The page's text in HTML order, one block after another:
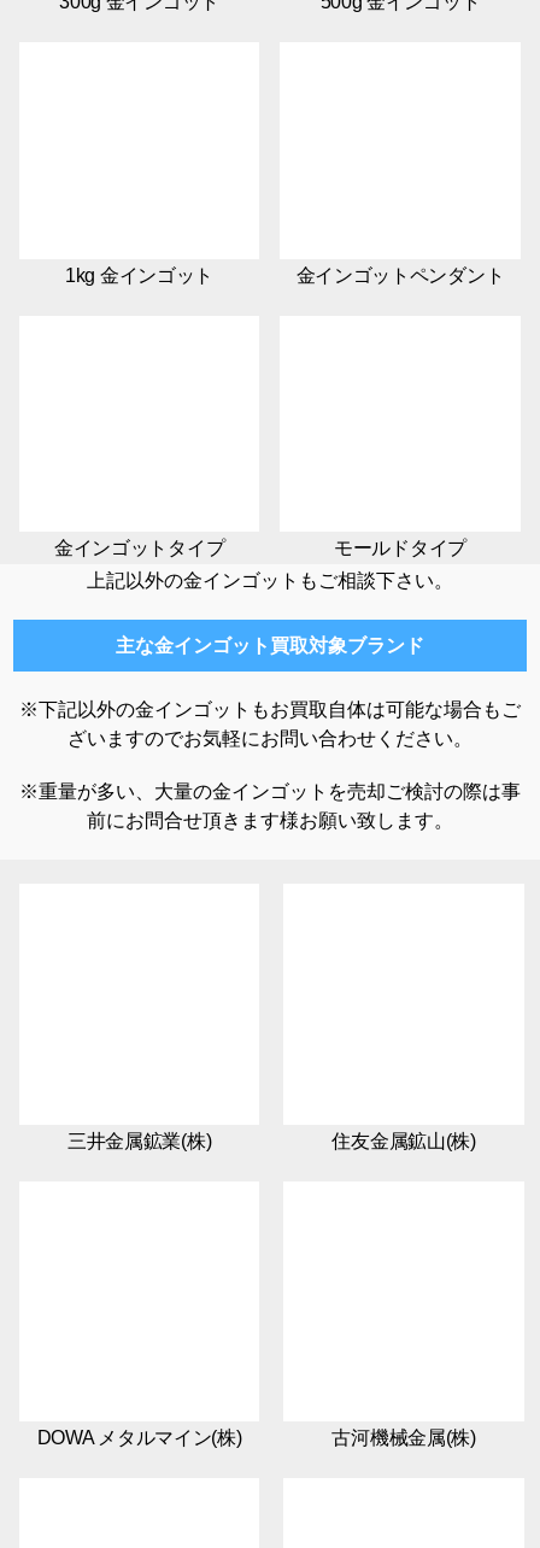
1kg 金インゴット 金インゴットペンダント
金インゴットタイプ
モールドタイプ
上記以外の金インゴットもご相談下さい。
主な金インゴット買取対象ブランド
※下記以外の金インゴットもお買取自体は可能な場合もご
ざいますのでお気軽にお問い合わせください。
※重量が多い、大量の金インゴットを売却ご検討の際は事
前にお問合せ頂きます様お願い致します。
三井金属鉱業(株) 住友金属鉱山(株)
DOWA メタルマイン(株) 古河機械金属(株)